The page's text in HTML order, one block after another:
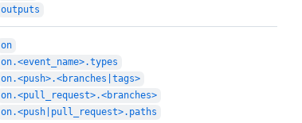
outputs
on
on.<event_name>.types
on.<push>.<branches|tags>
on.<pull_request>.<branches>
on.<push|pull_request>.paths